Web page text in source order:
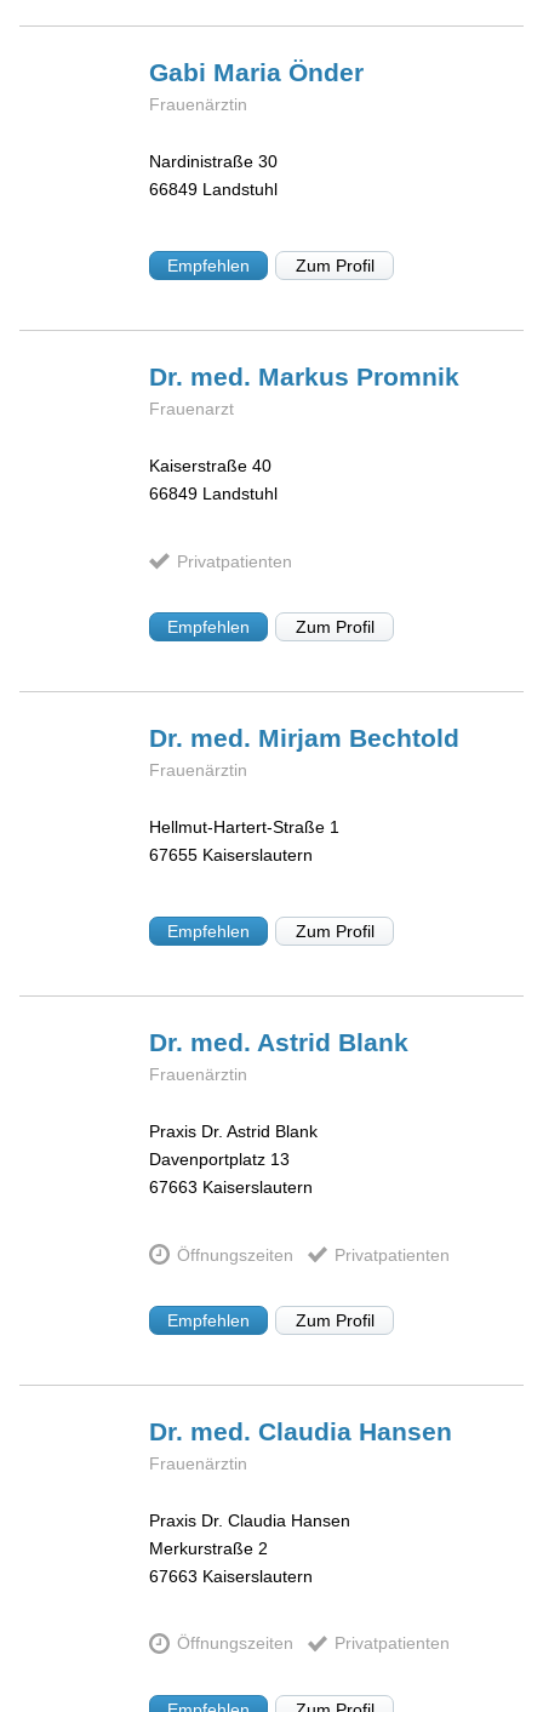
Gabi Maria Önder
Frauenärztin
Nardinistraße 30
66849 Landstuhl
Empfehlen Zum Profil
Dr. med. Markus Promnik
Frauenarzt
Kaiserstraße 40
66849 Landstuhl
Privatpatienten
Empfehlen Zum Profil
Dr. med. Mirjam Bechtold
Frauenärztin
Hellmut-Hartert-Straße 1
67655 Kaiserslautern
Empfehlen Zum Profil
Dr. med. Astrid Blank
Frauenärztin
Praxis Dr. Astrid Blank
Davenportplatz 13
67663 Kaiserslautern
Öffnungszeiten Privatpatienten
Empfehlen Zum Profil
Dr. med. Claudia Hansen
Frauenärztin
Praxis Dr. Claudia Hansen
Merkurstraße 2
67663 Kaiserslautern
Öffnungszeiten Privatpatienten